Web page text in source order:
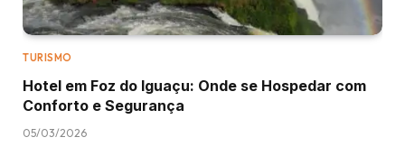
TURISMO
Hotel em Foz do Iguaçu: Onde se Hospedar com
Conforto e Segurança
05/03/2026